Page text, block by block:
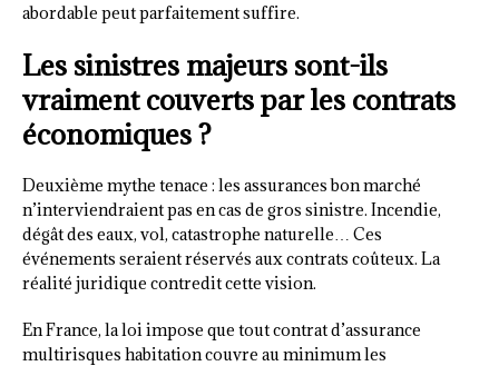
abordable peut parfaitement suffire.
Les sinistres majeurs sont-ils
vraiment couverts par les contrats
économiques ?
Deuxième mythe tenace : les assurances bon marché
n’interviendraient pas en cas de gros sinistre. Incendie,
dégât des eaux, vol, catastrophe naturelle… Ces
événements seraient réservés aux contrats coûteux. La
réalité juridique contredit cette vision.
En France, la loi impose que tout contrat d’assurance
multirisques habitation couvre au minimum les